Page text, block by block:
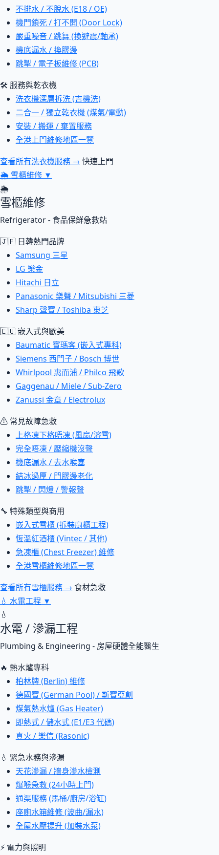
不排水 / 不脫水 (E18 / OE)
機門鎖死 / 打不開 (Door Lock)
嚴重噪音 / 跳舞 (換避震/軸承)
機底漏水 / 換膠邊
跳掣 / 電子板維修 (PCB)
🛠 服務與乾衣機
洗衣機深層拆洗 (吉機洗)
二合一 / 獨立乾衣機 (煤氣/電動)
安裝 / 搬運 / 棄置服務
全港上門維修地區一覽
查看所有洗衣機服務 → 快速上門
🌦 雪櫃維修 ▼
🌦
雪櫃維修
Refrigerator - 食品保鮮急救站
🇯🇵 日韓熱門品牌
Samsung 三星
LG 樂金
Hitachi 日立
Panasonic 樂聲 / Mitsubishi 三菱
Sharp 聲寶 / Toshiba 東芝
🇪🇺 嵌入式與歐美
Baumatic 寶瑪客 (嵌入式專科)
Siemens 西門子 / Bosch 博世
Whirlpool 惠而浦 / Philco 飛歌
Gaggenau / Miele / Sub-Zero
Zanussi 金章 / Electrolux
⚠ 常見故障急救
上格凍下格唔凍 (風扇/溶雪)
完全唔凍 / 壓縮機沒聲
機底漏水 / 去水喉塞
結冰過厚 / 門膠邊老化
跳掣 / 閃燈 / 警報聲
🔧 特殊類型與商用
嵌入式雪櫃 (拆裝廚櫃工程)
恆溫紅酒櫃 (Vintec / 其他)
急凍櫃 (Chest Freezer) 維修
全港雪櫃維修地區一覽
查看所有雪櫃服務 → 食材急救
💧 水電工程 ▼
💧
水電 / 滲漏工程
Plumbing & Engineering - 房屋硬體全能醫生
🔥 熱水爐專科
柏林牌 (Berlin) 維修
德國寶 (German Pool) / 斯寶亞創
煤氣熱水爐 (Gas Heater)
即熱式 / 儲水式 (E1/E3 代碼)
真火 / 樂信 (Rasonic)
💧 緊急水務與滲漏
天花滲漏 / 牆身滲水檢測
爆喉急救 (24小時上門)
通渠服務 (馬桶/廚房/浴缸)
座廁水箱維修 (波曲/漏水)
全屋水壓提升 (加裝水泵)
⚡ 電力與照明